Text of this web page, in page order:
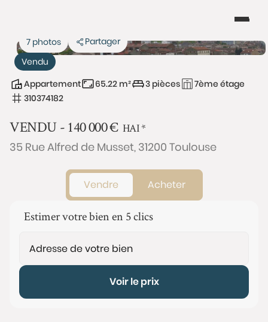
Vendu
7 photos Partager
Appartement 65.22 m² 3 pièces
7ème étage
310374182
VENDU -140 000€ HAI*
35 Rue Alfred de Musset, 31200 Toulouse
Vendre Acheter
Estimer votre bien en 5 clics
Voir le prix